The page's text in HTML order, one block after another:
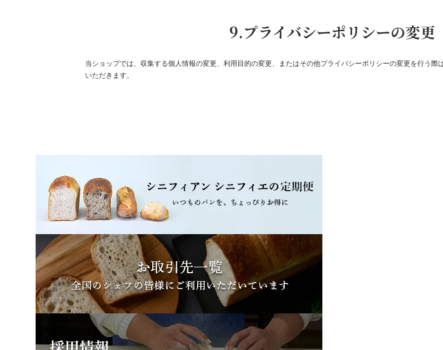
9.プライバシーポリシーの変更
当ショップでは、収集する個人情報の変更、利用目的の変更、またはその他プライバシーポリシーの変更を行う際
いただきます。